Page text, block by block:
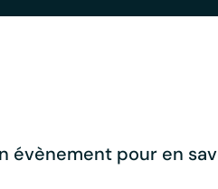
évènement pour en